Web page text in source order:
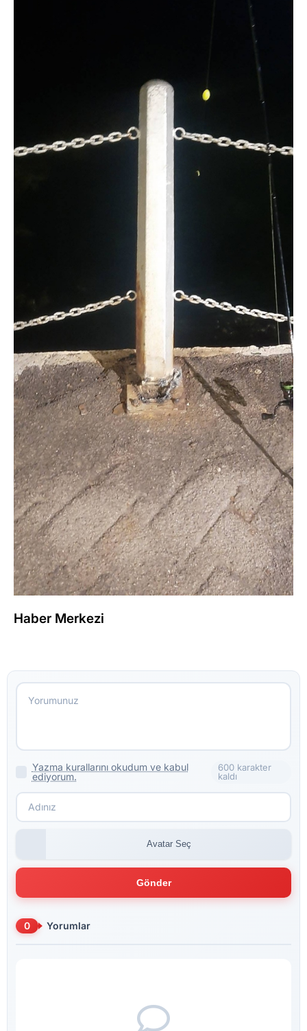
Haber Merkezi
Yazma kurallarını okudum ve kabul
ediyorum.
600 karakter
kaldı
Avatar Seç
Gönder
0 Yorumlar